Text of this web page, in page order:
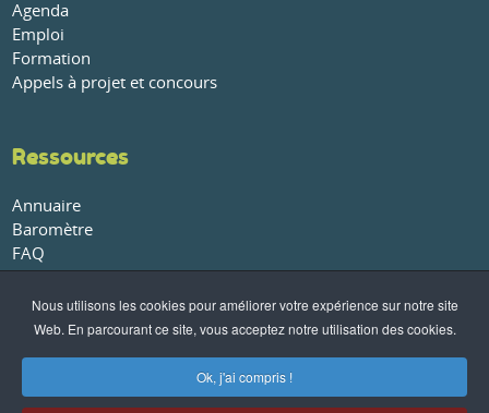
Agenda
Emploi
Formation
Appels à projet et concours
Ressources
Annuaire
Baromètre
FAQ
Glossaire
Publications et rapports
À propos
Qui sommes-nous ?
Nous utilisons les cookies pour améliorer votre expérience sur notre site
Web. En parcourant ce site, vous acceptez notre utilisation des cookies.
Ok, j'ai compris !